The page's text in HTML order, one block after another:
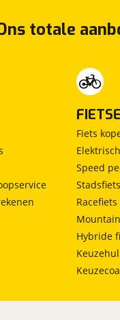
totale
Fiets
Speed
Stadsfiets
Racefiets
Hybride